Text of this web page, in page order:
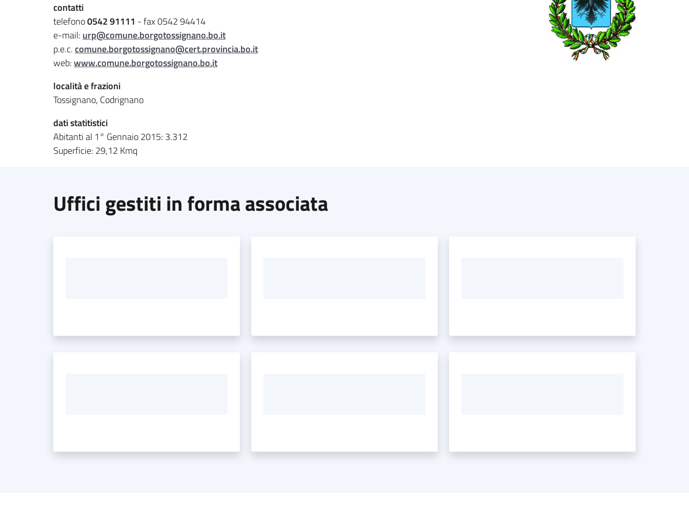
contatti
telefono0542 91111 - fax 0542 94414
e-mail: urp@comune.borgotossignano.bo.it
p.e.c.comune.borgotossignano@cert.provincia.bo.it
web:www.comune.borgotossignano.bo.it
località e frazioni
Tossignano, Codrignano
dati statitistici
Abitanti al 1° Gennaio 2015: 3.312
Superficie: 29,12 Kmq
Uffici gestiti in forma associata